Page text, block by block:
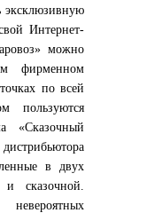
эксклюзивную
Интернет-
можно
фирменном
по всей
пользуются
«Сказочный
дистрибьютора
в двух
и сказочной.